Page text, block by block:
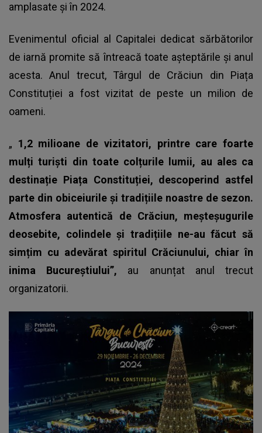
amplasate și în 2024.
Evenimentul oficial al Capitalei dedicat sărbătorilor
de iarnă promite să întreacă toate așteptările și anul
acesta. Anul trecut, Târgul de Crăciun din Piața
Constituției a fost vizitat de peste un milion de
oameni.
„ 1,2 milioane de vizitatori, printre care foarte
mulți turiști din toate colțurile lumii, au ales ca
destinație Piața Constituției, descoperind astfel
parte din obiceiurile și tradițiile noastre de sezon.
Atmosfera autentică de Crăciun, meșteșugurile
deosebite, colindele și tradițiile ne-au făcut să
simțim cu adevărat spiritul Crăciunului, chiar în
inima Bucureștiului”, au anunțat anul trecut
organizatorii.